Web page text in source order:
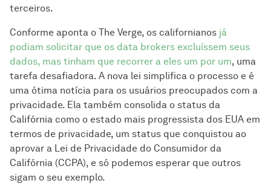
terceiros.
Conforme aponta o The Verge, os californianos já
podiam solicitar que os data brokers excluíssem seus
dados, mas tinham que recorrer a eles um por um, uma
tarefa desafiadora. A nova lei simplifica o processo e é
uma ótima notícia para os usuários preocupados com a
privacidade. Ela também consolida o status da
Califórnia como o estado mais progressista dos EUA em
termos de privacidade, um status que conquistou ao
aprovar a Lei de Privacidade do Consumidor da
Califórnia (CCPA), e só podemos esperar que outros
sigam o seu exemplo.